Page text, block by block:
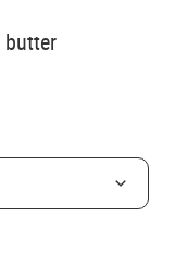
butter